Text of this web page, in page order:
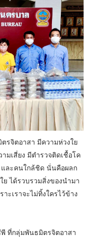
รจิตอาสา มีความห่วงใย
มเสี่ยง มีตำรวจติดเชื้อโค
และคนใกล้ชิด นั่นคือผลก
ได้รวบรวมสิ่งของนำมา
ะเราจะไม่ทิ้งใครไว้ข้าง
พี ที่กลุ่มพันธมิตรจิตอาสา